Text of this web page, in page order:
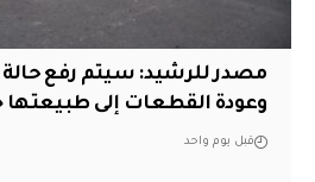
مصدر للرشيد: سيتم رفع حالة
وعودة القطعات إلى
قبل يوم واحد